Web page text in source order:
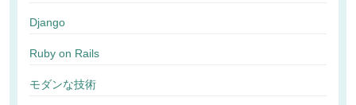
Django
Ruby on Rails
モダンな技術